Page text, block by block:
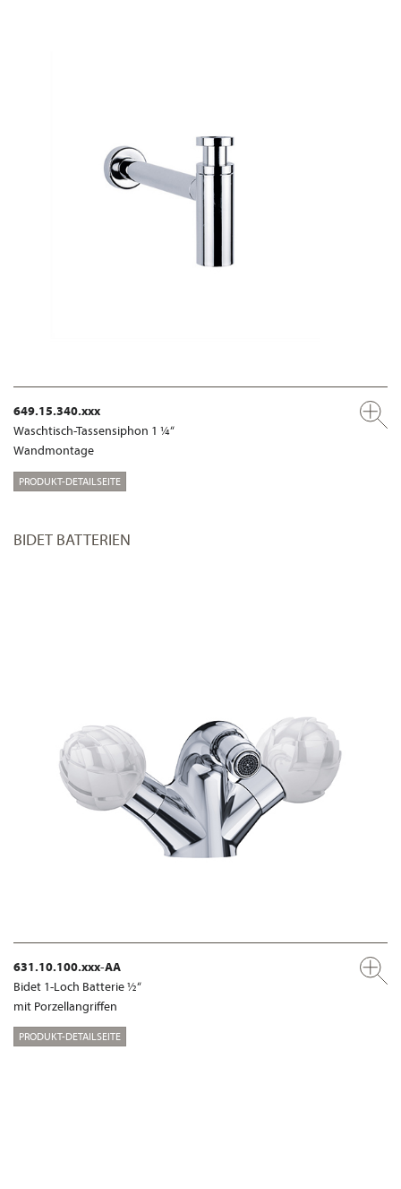
649.15.340.xxx
Waschtisch-Tassensiphon 1 ¼“
Wandmontage
PRODUKT-DETAILSEITE
BIDET BATTERIEN
631.10.100.xxx-AA
Bidet 1-Loch Batterie ½“
mit Porzellangriffen
PRODUKT-DETAILSEITE